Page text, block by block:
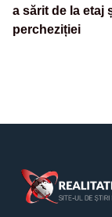
a sărit de la etaj
percheziției